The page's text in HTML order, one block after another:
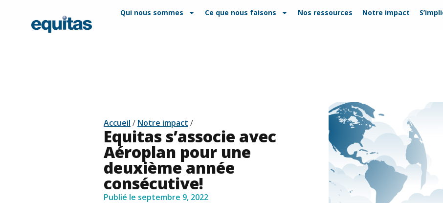
Qui nous sommes Ce que nous faisons Nos ressources Notre impact
Accueil / Notre impact /
Equitas s’associe avec
Aéroplan pour une
deuxième année
consécutive!
Publié le septembre 9, 2022